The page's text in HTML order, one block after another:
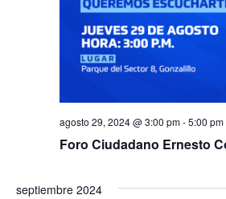
Foro Ciudadano Ernesto
agosto 29, 2024 @ 3:00 pm-5:00 pm
septiembre 2024